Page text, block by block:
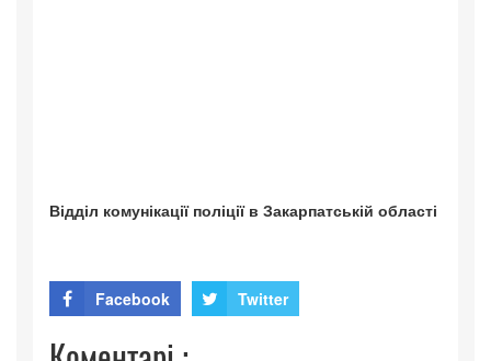
Відділ комунікації поліції в Закарпатській області
Facebook Twitter